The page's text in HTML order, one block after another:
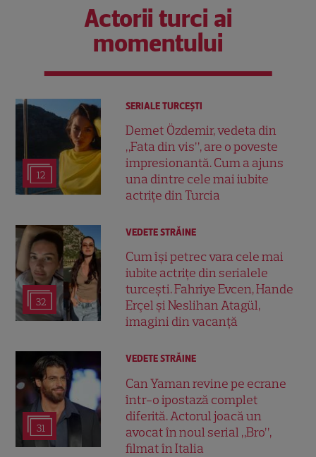
Actorii turci ai
momentului
12
SERIALE TURCEŞTI
Demet Özdemir, vedeta din
„Fata din vis”, are o poveste
impresionantă. Cum a ajuns
una dintre cele mai iubite
actrițe din Turcia
32
VEDETE STRĂINE
Cum își petrec vara cele mai
iubite actrițe din serialele
turcești. Fahriye Evcen, Hande
Erçel și Neslihan Atagül,
imagini din vacanță
31
VEDETE STRĂINE
Can Yaman revine pe ecrane
într-o ipostază complet
diferită. Actorul joacă un
avocat în noul serial „Bro”,
filmat în Italia